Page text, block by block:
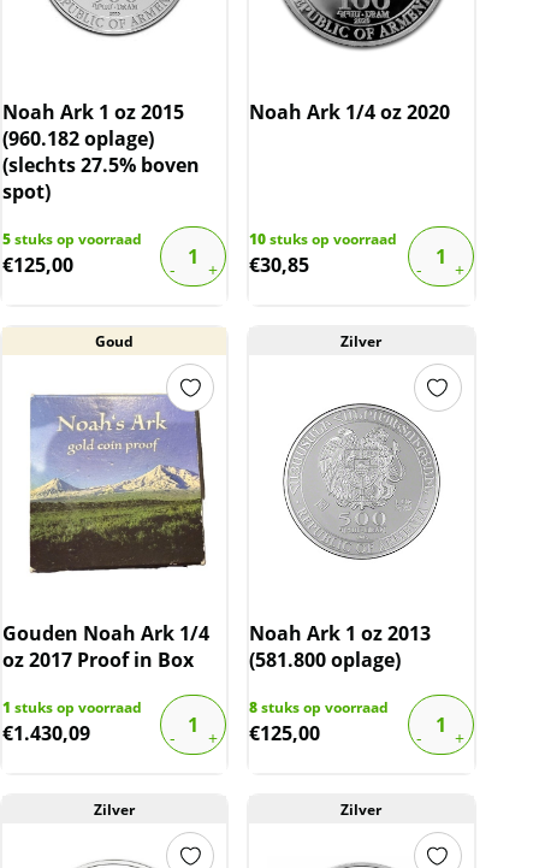
Noah Ark 1 oz 2015
(960.182 oplage)
(slechts 27.5% boven
spot)
5stuks op voorraad
€125,00
Noah Ark 1/4 oz 2020
10stuks op voorraad
€30,85
Goud
Gouden Noah Ark 1/4
oz 2017 Proof in Box
1 stuks op voorraad
€1.430,09
Zilver
Noah Ark 1 oz 2013
(581.800 oplage)
8stuks op voorraad
€125,00
Zilver Zilver